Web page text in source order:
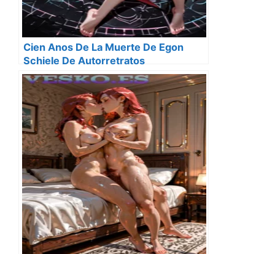
Cien Anos De La Muerte De Egon
Schiele De Autorretratos
Degenerados Y La Angustia De La
Carne